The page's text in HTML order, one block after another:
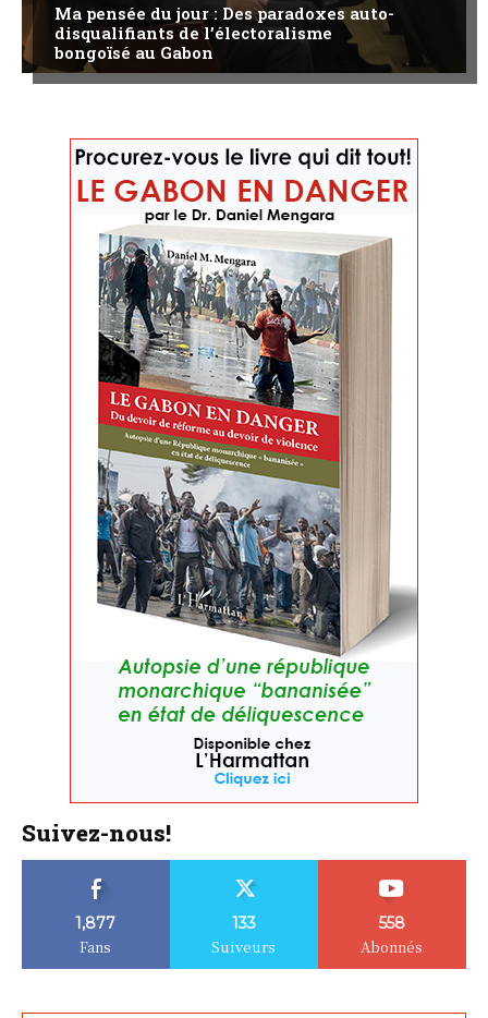
Ma pensée du jour : Des paradoxes auto-
disqualifiants de l’électoralisme
bongoïsé au Gabon
Suivez-nous!
1,877
Fans
133
Suiveurs
558
Abonnés